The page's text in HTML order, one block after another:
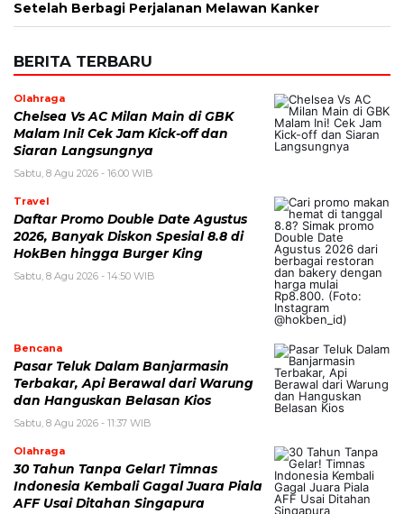
Setelah Berbagi Perjalanan Melawan Kanker
BERITA TERBARU
Olahraga
Chelsea Vs AC Milan Main di GBK
Malam Ini! Cek Jam Kick-off dan
Siaran Langsungnya
Sabtu, 8 Agu 2026 - 16:00 WIB
Travel
Daftar Promo Double Date Agustus
2026, Banyak Diskon Spesial 8.8 di
HokBen hingga Burger King ‎
Sabtu, 8 Agu 2026 - 14:50 WIB
Bencana
Pasar Teluk Dalam Banjarmasin
Terbakar, Api Berawal dari Warung
dan Hanguskan Belasan Kios
Sabtu, 8 Agu 2026 - 11:37 WIB
Olahraga
30 Tahun Tanpa Gelar! Timnas
Indonesia Kembali Gagal Juara Piala
AFF Usai Ditahan Singapura